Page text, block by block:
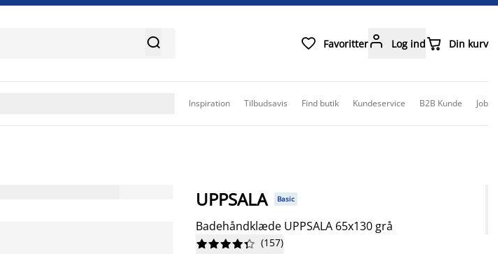
  Favoritter Log ind Din kurv
Inspiration Tilbudsavis Find butik Kundeservice B2B Kunde Job
UPPSALA Basic
Badehåndklæde UPPSALA 65x130 grå





 (157)